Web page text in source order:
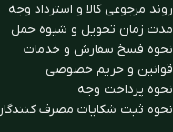
روند مرجوعی کالا و استرداد وجه
مدت زمان تحويل و شیوه حمل
نحوه فسخ سفارش و خدمات
قوانین و حریم خصوصی
نحوه پرداخت وجه
نحوه ثبت شكايات مصرف